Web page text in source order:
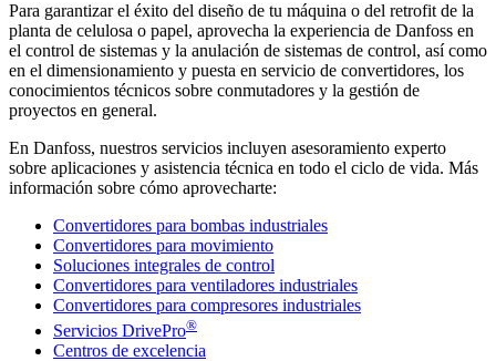
Para garantizar el éxito del diseño de tu máquina o del retrofit de la
planta de celulosa o papel, aprovecha la experiencia de Danfoss en
el control de sistemas y la anulación de sistemas de control, así como
en el dimensionamiento y puesta en servicio de convertidores, los
conocimientos técnicos sobre conmutadores y la gestión de
proyectos en general.
En Danfoss, nuestros servicios incluyen asesoramiento experto
sobre aplicaciones y asistencia técnica en todo el ciclo de vida. Más
información sobre cómo aprovecharte:
Convertidores para bombas industriales
Convertidores para movimiento
Soluciones integrales de control
Convertidores para ventiladores industriales
Convertidores para compresores industriales
Servicios DrivePro®
Centros de excelencia